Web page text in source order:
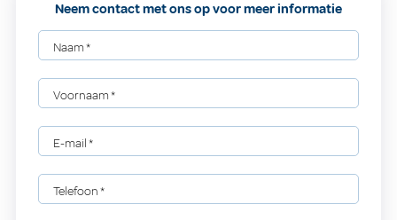
Neem contact met ons op voor meer informatie
Naam*
Voornaam*
E-mail*
Telefoon*